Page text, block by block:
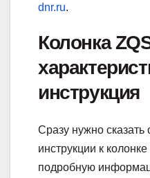
dnr.ru.
Колонка
инструкция
Сразу нужно
инструкции к
подробную